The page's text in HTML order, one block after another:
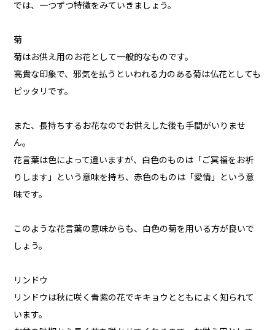
では、一つずつ特徴をみていきましょう。
菊
菊はお供え用のお花として一般的なものです。
高貴な印象で、邪気を払うといわれる力のある菊は仏花としても
ピッタリです。
また、長持ちするお花なのでお供えした後も手間がいりませ
ん。
花言葉は色によって違いますが、白色のものは「ご冥福をお祈
りします」という意味を持ち、赤色のものは「愛情」という意
味です。
このような花言葉の意味からも、白色の菊を用いる方が良いで
しょう。
リンドウ
リンドウは秋に咲く青紫の花でキキョウとともによく知られて
います。